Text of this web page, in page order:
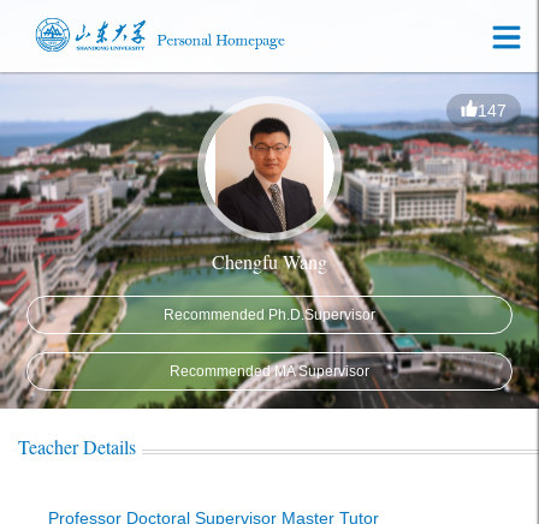
147
Chengfu Wang
Recommended Ph.D.Supervisor
Recommended MA Supervisor
Teacher Details
Professor Doctoral Supervisor Master Tutor